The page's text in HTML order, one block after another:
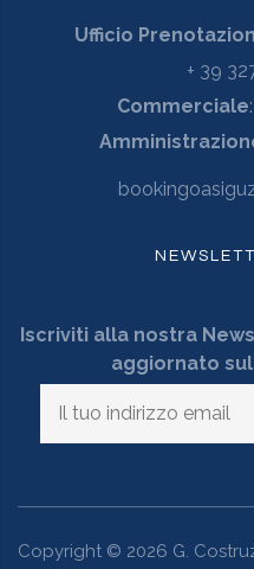
Ufficio
+ 39
Commerciale
Iscriviti alla nostra
aggiornato
Copyright © 2026 G.